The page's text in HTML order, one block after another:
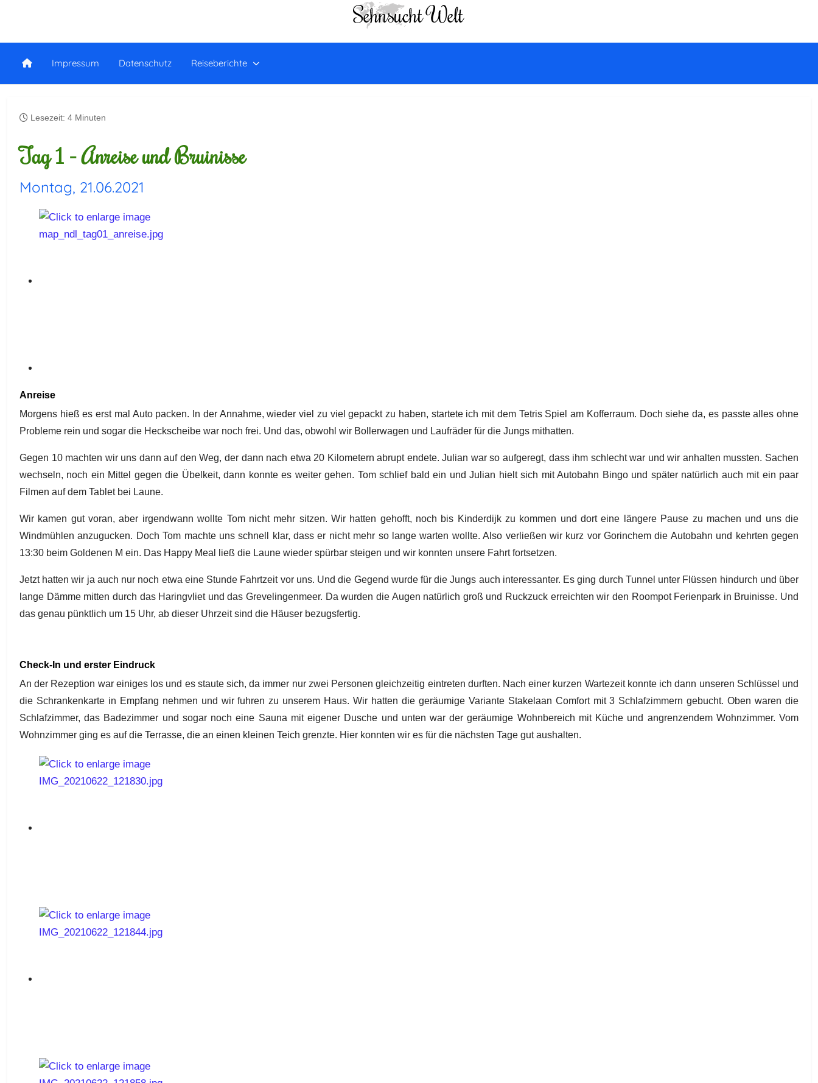
Impressum Datenschutz Reiseberichte
Lesezeit: 4 Minuten
Tag 1 - Anreise und Bruinisse
Montag, 21.06.2021
Anreise
Morgens hieß es erst mal Auto packen. In der Annahme, wieder viel zu viel gepackt zu haben, startete ich mit dem Tetris Spiel am Kofferraum. Doch siehe da, es passte alles ohne
Probleme rein und sogar die Heckscheibe war noch frei. Und das, obwohl wir Bollerwagen und Laufräder für die Jungs mithatten.
Gegen 10 machten wir uns dann auf den Weg, der dann nach etwa 20 Kilometern abrupt endete. Julian war so aufgeregt, dass ihm schlecht war und wir anhalten mussten. Sachen
wechseln, noch ein Mittel gegen die Übelkeit, dann konnte es weiter gehen. Tom schlief bald ein und Julian hielt sich mit Autobahn Bingo und später natürlich auch mit ein paar
Filmen auf dem Tablet bei Laune.
Wir kamen gut voran, aber irgendwann wollte Tom nicht mehr sitzen. Wir hatten gehofft, noch bis Kinderdijk zu kommen und dort eine längere Pause zu machen und uns die
Windmühlen anzugucken. Doch Tom machte uns schnell klar, dass er nicht mehr so lange warten wollte. Also verließen wir kurz vor Gorinchem die Autobahn und kehrten gegen
13:30 beim Goldenen M ein. Das Happy Meal ließ die Laune wieder spürbar steigen und wir konnten unsere Fahrt fortsetzen.
Jetzt hatten wir ja auch nur noch etwa eine Stunde Fahrtzeit vor uns. Und die Gegend wurde für die Jungs auch interessanter. Es ging durch Tunnel unter Flüssen hindurch und über
lange Dämme mitten durch das Haringvliet und das Grevelingenmeer. Da wurden die Augen natürlich groß und Ruckzuck erreichten wir den Roompot Ferienpark in Bruinisse. Und
das genau pünktlich um 15 Uhr, ab dieser Uhrzeit sind die Häuser bezugsfertig.
Check-In und erster Eindruck
An der Rezeption war einiges los und es staute sich, da immer nur zwei Personen gleichzeitig eintreten durften. Nach einer kurzen Wartezeit konnte ich dann unseren Schlüssel und
die Schrankenkarte in Empfang nehmen und wir fuhren zu unserem Haus. Wir hatten die geräumige Variante Stakelaan Comfort mit 3 Schlafzimmern gebucht. Oben waren die
Schlafzimmer, das Badezimmer und sogar noch eine Sauna mit eigener Dusche und unten war der geräumige Wohnbereich mit Küche und angrenzendem Wohnzimmer. Vom
Wohnzimmer ging es auf die Terrasse, die an einen kleinen Teich grenzte. Hier konnten wir es für die nächsten Tage gut aushalten.